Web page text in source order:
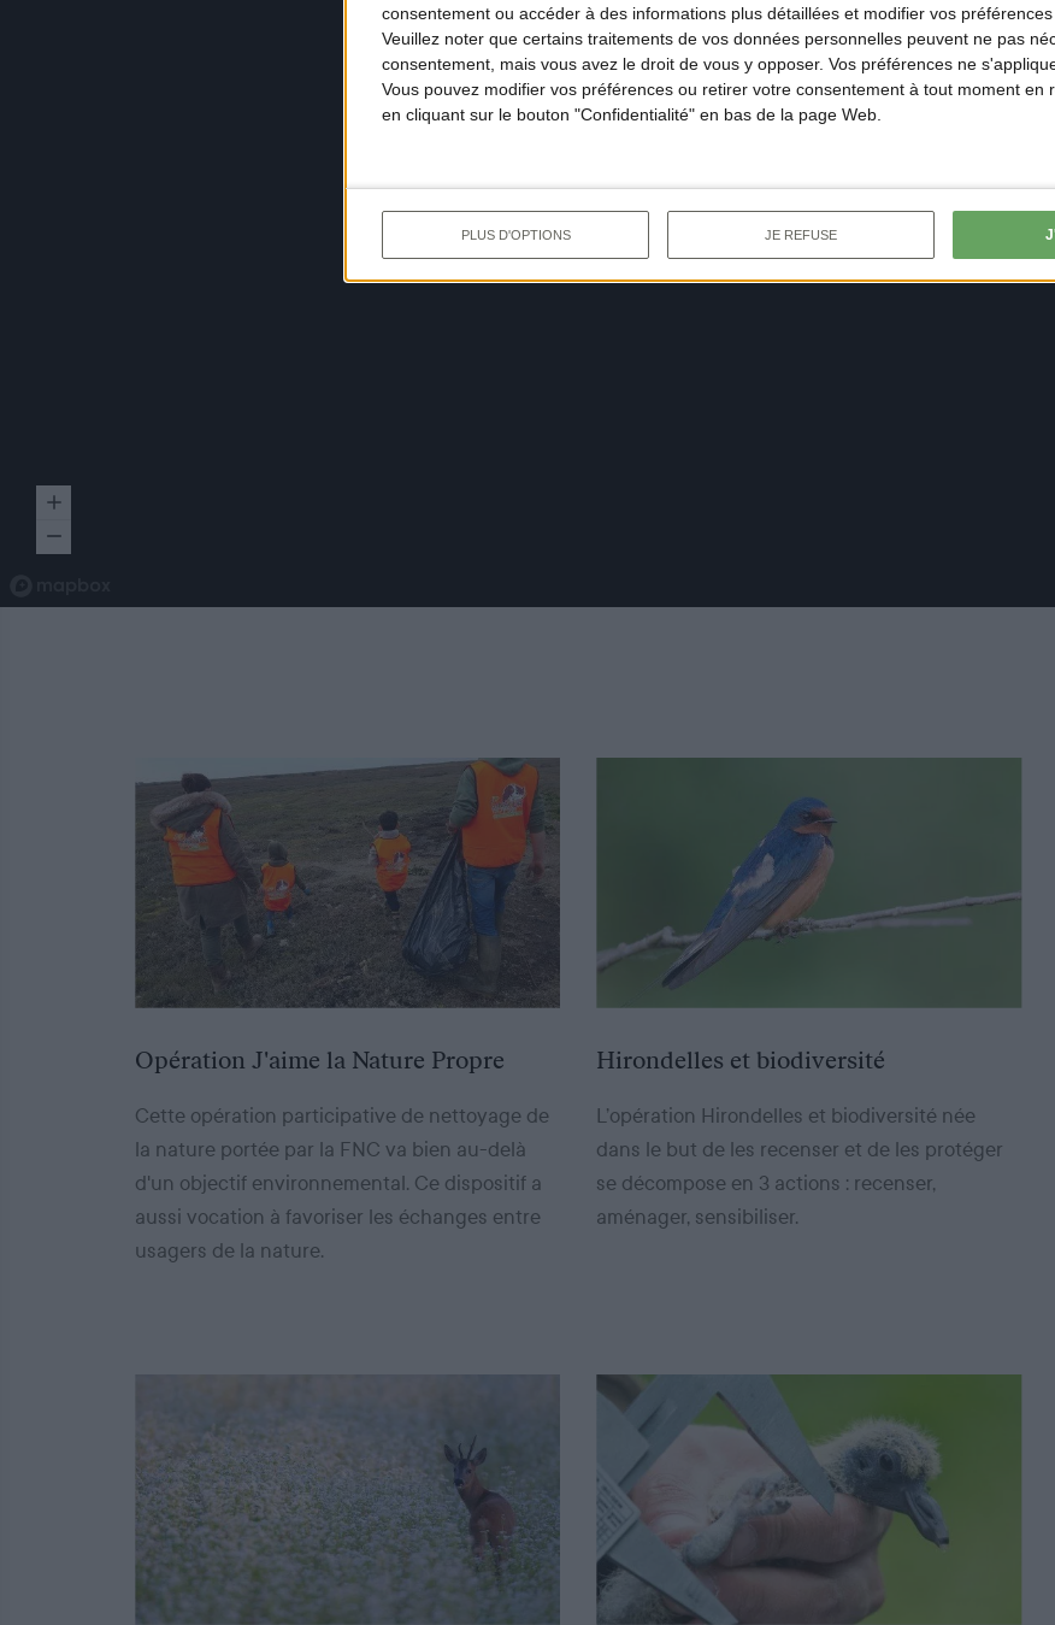
consentement ou accéder à des informations plus détaillées et modifier vos
Veuillez noter que certains traitements de vos données personnelles peuvent ne pas
consentement, mais vous avez le droit de vous y opposer. Vos préférences ne
Vous pouvez modifier vos préférences ou retirer votre consentement à tout moment en
en cliquant sur le bouton "Confidentialité" en bas de la page Web.
PLUS D'OPTIONS JE REFUSE
Opération J'aime la Nature Propre
Cette opération participative de nettoyage de
la nature portée par la FNC va bien au-delà
d'un objectif environnemental. Ce dispositif a
aussi vocation à favoriser les échanges entre
usagers de la nature.
Hirondelles et biodiversité
L’opération Hirondelles et biodiversité née
dans le but de les recenser et de les protéger
se décompose en 3 actions : recenser,
aménager, sensibiliser.